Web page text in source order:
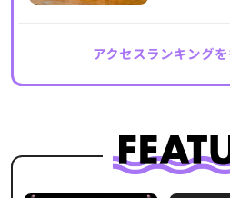
アクセスランキング